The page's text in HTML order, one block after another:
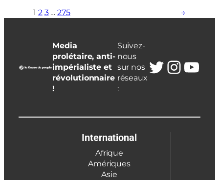
1 2 3 … 275 →
Media
prolétaire, anti-
impérialiste et
révolutionnaire
!
Suivez-
nous
sur nos
réseaux
:
Twitter
International
Afrique
Amériques
Asie